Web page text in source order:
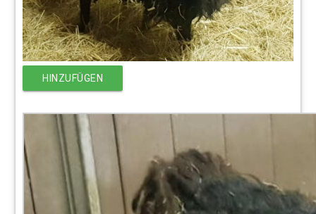
HINZUFÜGEN